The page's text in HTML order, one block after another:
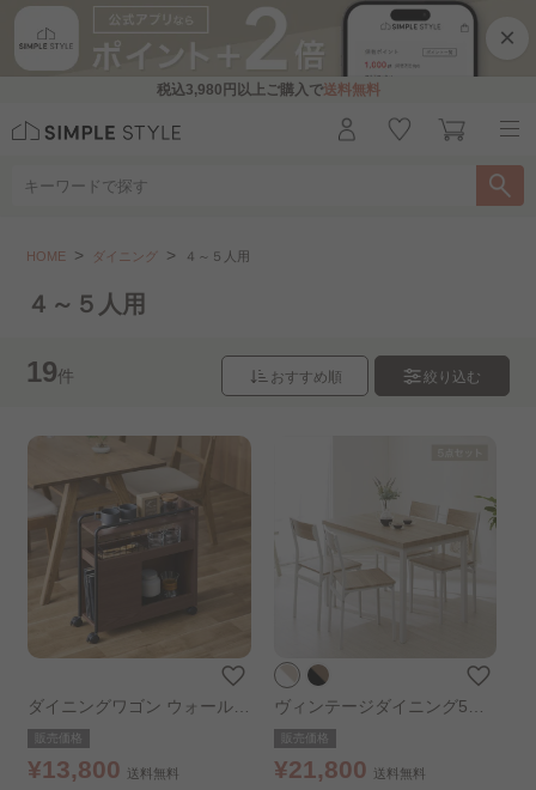
×
税込3,980円 以上ご購入で送料無料
HOME ダイニング ４～５人用
ダイニングテーブル
組立設置サービス（ダイニングテーブル・チェア..
４～５人用
19件 おすすめ順 絞り込む
ダイニングワゴン ウォールナ
ット
販売価格
¥13,800 送料無料
ヴィンテージダイニング5点
セット ナチュラル×ホワイト
販売価格
¥21,800 送料無料